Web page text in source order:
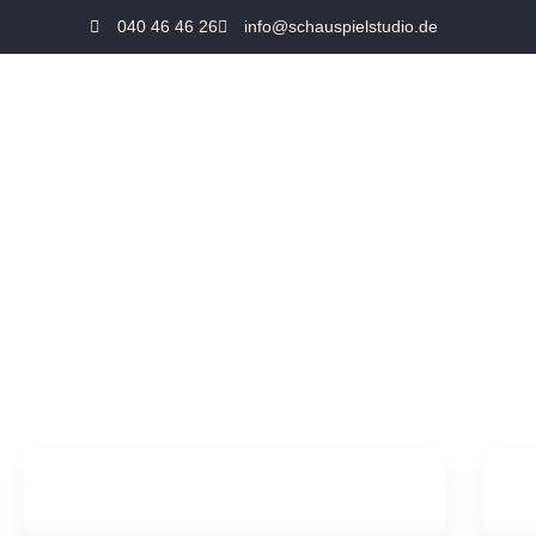
040 46 46 26 info@schauspielstudio.de